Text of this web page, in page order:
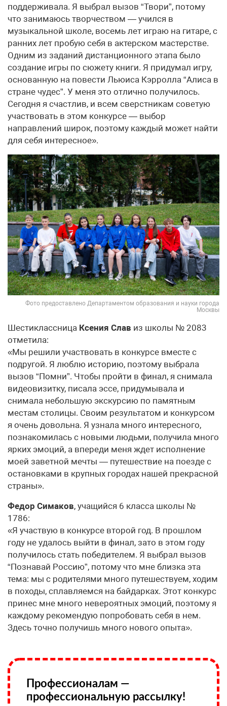
поддерживала. Я выбрал вызов “Твори”, потому
что занимаюсь творчеством — учился в
музыкальной школе, восемь лет играю на гитаре, с
ранних лет пробую себя в актерском мастерстве.
Одним из заданий дистанционного этапа было
создание игры по сюжету книги. Я придумал игру,
основанную на повести Льюиса Кэрролла “Алиса в
стране чудес”. У меня это отлично получилось.
Сегодня я счастлив, и всем сверстникам советую
участвовать в этом конкурсе — выбор
направлений широк, поэтому каждый может найти
для себя интересное».
Фото предоставлено Департаментом образования и науки города
Москвы
Шестиклассница Ксения Слав из школы № 2083
отметила:
«Мы решили участвовать в конкурсе вместе с
подругой. Я люблю историю, поэтому выбрала
вызов “Помни”. Чтобы пройти в финал, я снимала
видеовизитку, писала эссе, придумывала и
снимала небольшую экскурсию по памятным
местам столицы. Своим результатом и конкурсом
я очень довольна. Я узнала много интересного,
познакомилась с новыми людьми, получила много
ярких эмоций, а впереди меня ждет исполнение
моей заветной мечты — путешествие на поезде с
остановками в крупных городах нашей прекрасной
страны».
Федор Симаков, учащийся 6 класса школы №
1786:
«Я участвую в конкурсе второй год. В прошлом
году не удалось выйти в финал, зато в этом году
получилось стать победителем. Я выбрал вызов
“Познавай Россию”, потому что мне близка эта
тема: мы с родителями много путешествуем, ходим
в походы, сплавляемся на байдарках. Этот конкурс
принес мне много невероятных эмоций, поэтому я
каждому рекомендую попробовать себя в нем.
Здесь точно получишь много нового опыта».
Профессионалам —
профессиональную рассылку!